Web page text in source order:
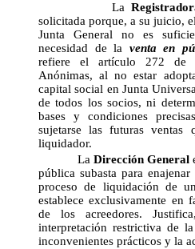
La
solicitada porque, a su juicio,
Junta General no es
necesidad de la venta en
refiere el artículo 272 de
Anónimas, al no estar
capital social en Junta
de todos los socios, ni
bases y condiciones
sujetarse las futuras
liquidador.
La Dirección General
pública subasta para
proceso de liquidación de
establece exclusivamente en
de los acreedores.
interpretación restrictiva de
inconvenientes prácticos y la